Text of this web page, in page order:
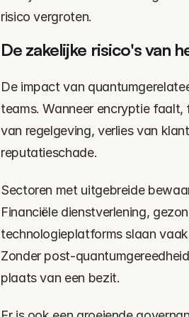
risico vergroten.
De zakelijke risico's van
De impact van
teams. Wanneer encryptie
van regelgeving, verlies van
reputatieschade.
Sectoren met uitgebreide
Financiële dienstverlening,
technologieplatforms slaan
Zonder post-
plaats van een bezit.